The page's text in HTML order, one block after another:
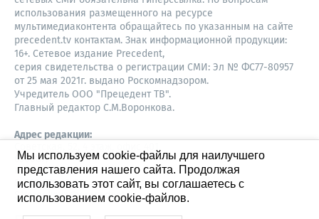
использования размещенного на ресурсе
мультимедиаконтента обращайтесь по указанным на сайте
precedent.tv контактам. Знак информационной продукции:
16+. Сетевое издание Precedent,
серия свидетельства о регистрации СМИ: Эл № ФС77-80957
от 25 мая 2021г. выдано Роскомнадзором.
Учредитель ООО "Прецедент ТВ".
Главный редактор С.М.Воронкова.
Адрес редакции:
630087,
Новосибирск
8-960-779-12-96,
S.Voronkova@precedent.tv
Мы используем cookie-файлы для наилучшего
представления нашего сайта. Продолжая
использовать этот сайт, вы соглашаетесь с
использованием cookie-файлов.